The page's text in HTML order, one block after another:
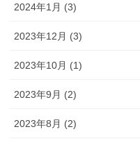
2024年1月 (3)
2023年12月 (3)
2023年10月 (1)
2023年9月 (2)
2023年8月 (2)